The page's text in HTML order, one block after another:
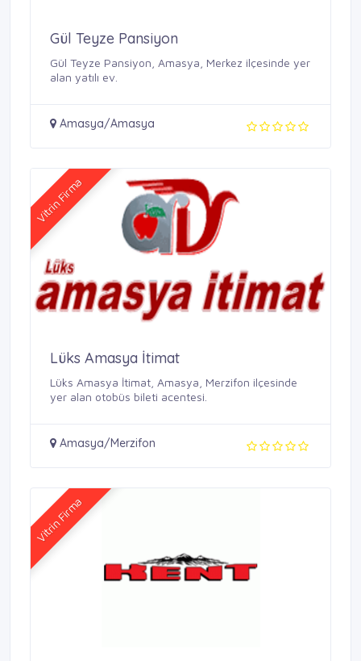
Gül Teyze Pansiyon
Gül Teyze Pansiyon, Amasya, Merkez ilçesinde yer
alan yatılı ev.
Amasya/Amasya
Vitrin Firma
Lüks Amasya İtimat
Lüks Amasya İtimat, Amasya, Merzifon ilçesinde
yer alan otobüs bileti acentesi.
Amasya/Merzifon
Vitrin Firma